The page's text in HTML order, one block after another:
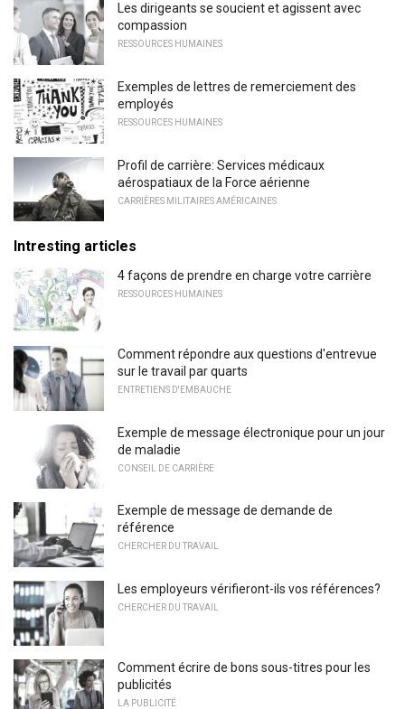
Les dirigeants se soucient et agissent avec
compassion
RESSOURCES HUMAINES
Exemples de lettres de remerciement des
employés
RESSOURCES HUMAINES
Profil de carrière: Services médicaux
aérospatiaux de la Force aérienne
CARRIÈRES MILITAIRES AMÉRICAINES
Intresting articles
4 façons de prendre en charge votre carrière
RESSOURCES HUMAINES
Comment répondre aux questions d'entrevue
sur le travail par quarts
ENTRETIENS D'EMBAUCHE
Exemple de message électronique pour un jour
de maladie
CONSEIL DE CARRIÈRE
Exemple de message de demande de
référence
CHERCHER DU TRAVAIL
Les employeurs vérifieront-ils vos références?
CHERCHER DU TRAVAIL
Comment écrire de bons sous-titres pour les
publicités
LA PUBLICITÉ